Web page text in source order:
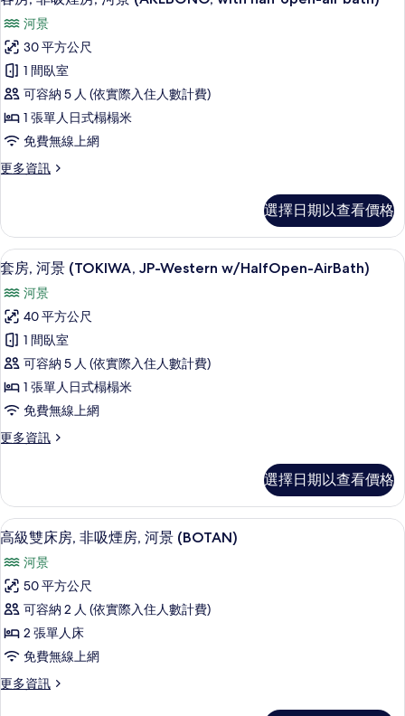
的
所
有
相
片
(Japanese
Style,
12
tatami
mats)
的
詳
情
客
房,
非
吸
煙
河
(AKEBONO,
with
half
open-
air
bath)
的
所
有
相
片
河景
30 平方公尺
1 間臥室
可容納 5 人 (依實際入住人數計費)
1 張單人日式榻榻米
免費無線上網
更多資訊
更
非
吸
煙
河
景
(AKEBONO,
with
half
open-
air
bath)
詳
選擇日期以查看價格
顯
套
房,
河
景
(TOKIWA,
JP-
Western
的
所
有
相
片
免費盥洗用品、吹風機、浴袍、免治馬
8
套房, 河景 (TOKIWA, JP-Western w/HalfOpen-AirBath)
河景
40 平方公尺
1 間臥室
可容納 5 人 (依實際入住人數計費)
1 張單人日式榻榻米
免費無線上網
更多資訊
更
河
景
(TOKIWA,
Western
w/HalfOpen-
AirBath)
的
詳
情
選擇日期以查看價格
顯
高
級
雙
床
非
高級寢具、羽絨被、客房內保險箱、書
13
高級雙床房, 非吸煙房, 河景 (BOTAN)
河景
50 平方公尺
可容納 2 人 (依實際入住人數計費)
2 張單人床
免費無線上網
更多資訊
更